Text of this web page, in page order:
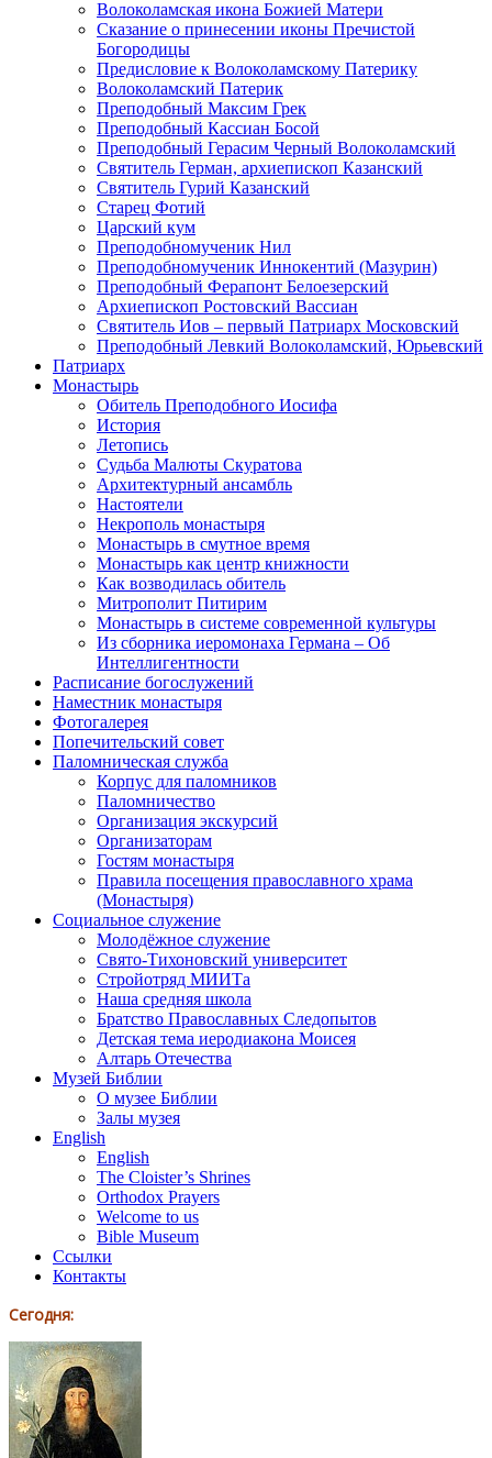
Волоколамская икона Божией Матери
Сказание о принесении иконы Пречистой
Богородицы
Предисловие к Волоколамскому Патерику
Волоколамский Патерик
Преподобный Максим Грек
Преподобный Кассиан Босой
Преподобный Герасим Черный Волоколамский
Святитель Герман, архиепископ Казанский
Святитель Гурий Казанский
Старец Фотий
Царский кум
Преподобномученик Нил
Преподобномученик Иннокентий (Мазурин)
Преподобный Ферапонт Белоезерский
Архиепископ Ростовский Вассиан
Святитель Иов – первый Патриарх Московский
Преподобный Левкий Волоколамский, Юрьевский
Патриарх
Монастырь
Обитель Преподобного Иосифа
История
Летопись
Судьба Малюты Скуратова
Архитектурный ансамбль
Настоятели
Некрополь монастыря
Монастырь в смутное время
Монастырь как центр книжности
Как возводилась обитель
Митрополит Питирим
Монастырь в системе современной культуры
Из сборника иеромонаха Германа – Об
Интеллигентности
Расписание богослужений
Наместник монастыря
Фотогалерея
Попечительский совет
Паломническая служба
Корпус для паломников
Паломничество
Организация экскурсий
Организаторам
Гостям монастыря
Правила посещения православного храма
(Монастыря)
Социальное служение
Молодёжное служение
Свято-Тихоновский университет
Стройотряд МИИТа
Наша средняя школа
Братство Православных Следопытов
Детская тема иеродиакона Моисея
Алтарь Отечества
Музей Библии
О музее Библии
Залы музея
English
English
The Cloister’s Shrines
Orthodox Prayers
Welcome to us
Bible Museum
Ссылки
Контакты
Сегодня: